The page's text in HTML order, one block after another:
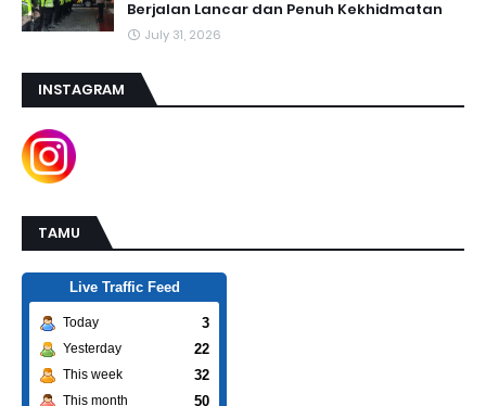
Berjalan Lancar dan Penuh Kekhidmatan
July 31, 2026
INSTAGRAM
TAMU
Live Traffic Feed
Today 3
Yesterday 22
This week 32
This month 50